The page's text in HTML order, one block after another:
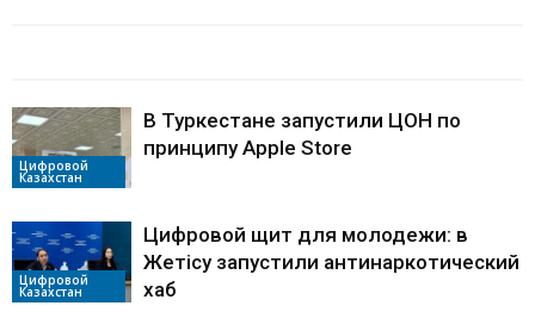
Цифровой
Казахстан
В Туркестане запустили ЦОН по
принципу Apple Store
Цифровой
Казахстан
Цифровой щит для молодежи: в
Жетісу запустили антинаркотический
хаб